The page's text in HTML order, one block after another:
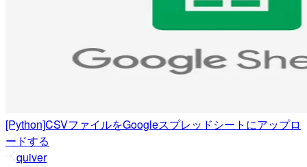
[Python]CSVファイルをGoogleスプレッドシートにアップロ
ードする
quiver